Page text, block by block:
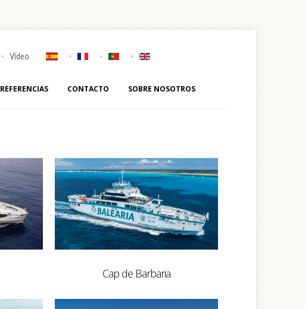
Vídeo
REFERENCIAS CONTACTO SOBRE NOSOTROS
Cap de Barbaria